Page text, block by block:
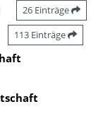
26 Einträge
113 Einträge